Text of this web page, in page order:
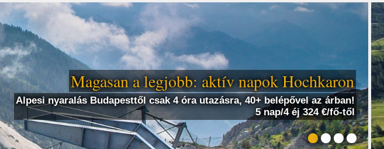
Magasan a legjobb: aktív napok Hochkaron
Alpesi nyaralás Budapesttől csak 4 óra utazásra, 40+ belépővel az árban!
5 nap/4 éj 324 €/fő-től